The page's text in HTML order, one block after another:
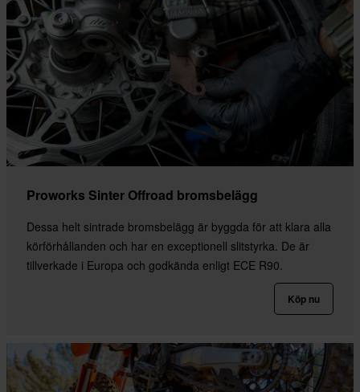
Proworks Sinter Offroad bromsbelägg
Dessa helt sintrade bromsbelägg är byggda för att klara alla
körförhållanden och har en exceptionell slitstyrka. De är
tillverkade i Europa och godkända enligt ECE R90.
Köp nu